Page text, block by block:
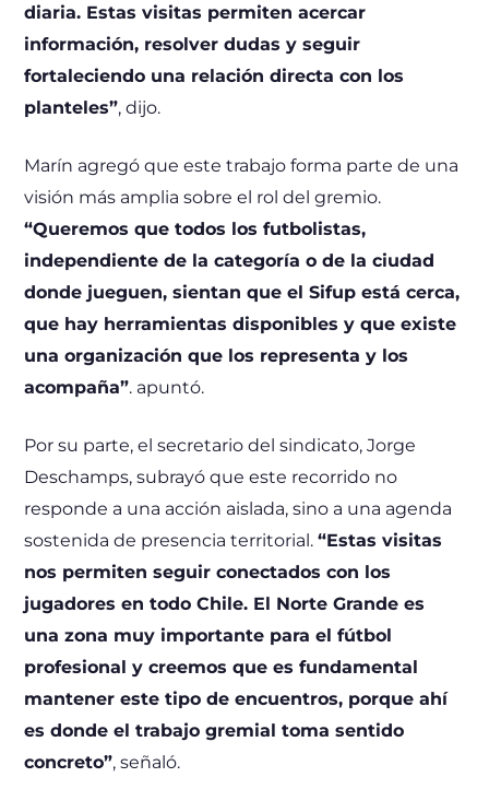
diaria. Estas visitas permiten acercar
información, resolver dudas y seguir
fortaleciendo una relación directa con los
planteles”, dijo.
Marín agregó que este trabajo forma parte de una
visión más amplia sobre el rol del gremio.
“Queremos que todos los futbolistas,
independiente de la categoría o de la ciudad
donde jueguen, sientan que el Sifup está cerca,
que hay herramientas disponibles y que existe
una organización que los representa y los
acompaña”. apuntó.
Por su parte, el secretario del sindicato, Jorge
Deschamps, subrayó que este recorrido no
responde a una acción aislada, sino a una agenda
sostenida de presencia territorial.“Estas visitas
nos permiten seguir conectados con los
jugadores en todo Chile. El Norte Grande es
una zona muy importante para el fútbol
profesional y creemos que es fundamental
mantener este tipo de encuentros, porque ahí
es donde el trabajo gremial toma sentido
concreto”, señaló.